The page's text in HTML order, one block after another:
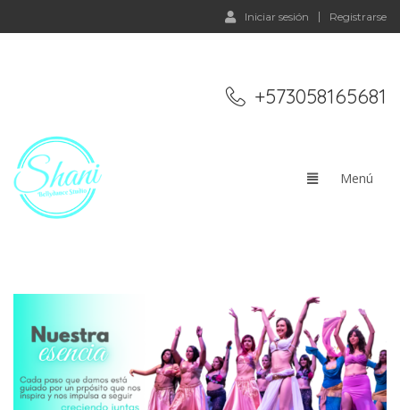
Iniciar sesión Registrarse
+573058165681